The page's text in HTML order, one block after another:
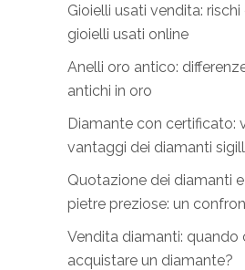
Gioielli usati vendita:
gioielli usati online
Anelli oro antico:
antichi in oro
Diamante con certificato:
vantaggi dei diamanti
Quotazione dei diamanti
pietre preziose: un
Vendita diamanti: quando
acquistare un diamante?